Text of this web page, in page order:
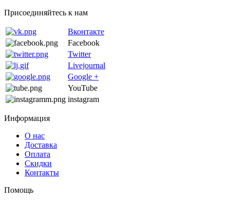
Присоединяйтесь к нам
Вконтакте
Facebook
Twitter
Livejournal
Google +
YouTube
instagram
Информация
О нас
Доставка
Оплата
Скидки
Контакты
Помощь